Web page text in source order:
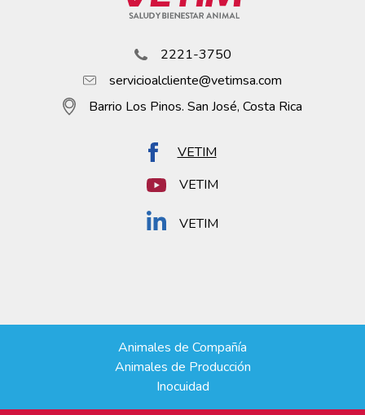
2221-3750
servicioalcliente@vetimsa.com
Barrio Los Pinos. San José, Costa Rica
VETIM
VETIM
VETIM
Animales de Compañía
Animales de Producción
Inocuidad